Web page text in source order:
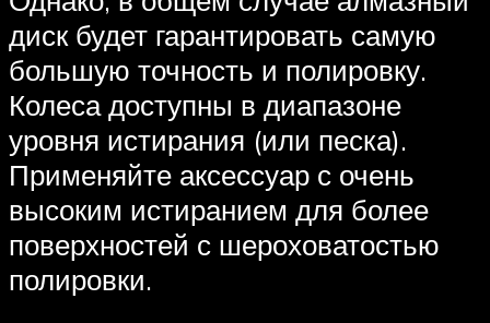
диск будет гарантировать самую
большую точность и полировку.
Колеса доступны в диапазоне
уровня истирания (или песка).
Применяйте аксессуар с очень
высоким истиранием для более
поверхностей с шероховатостью
полировки.